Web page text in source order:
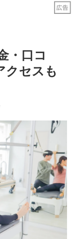
・口コ
クセスも